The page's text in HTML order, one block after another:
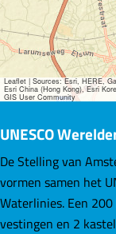
Leaflet|Sources: Esri, HERE,
Esri China (Hong Kong), Esri
GIS User Community
UNESCO
De Stelling van
vormen samen het
Waterlinies. Een
vestingen en 2